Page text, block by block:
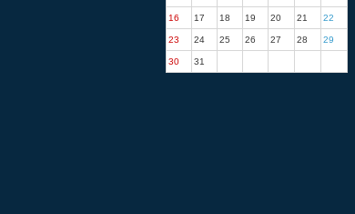
16 17 18 19 20 21 22
23 24 25 26 27 28 29
30 31